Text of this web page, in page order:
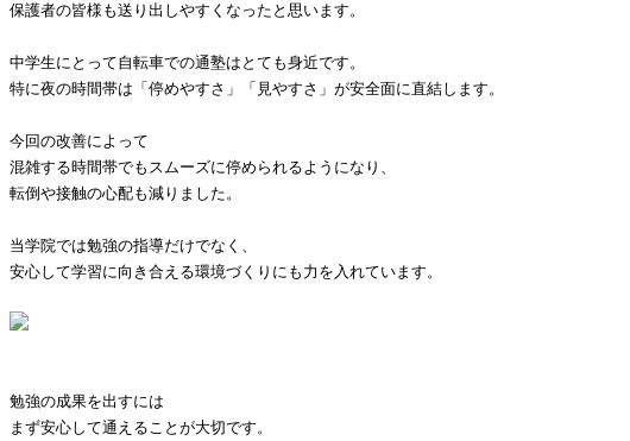
保護者の皆様も送り出しやすくなったと思います。
中学生にとって自転車での通塾はとても身近です。
特に夜の時間帯は「停めやすさ」「見やすさ」が安全面に直結します。
今回の改善によって
混雑する時間帯でもスムーズに停められるようになり、
転倒や接触の心配も減りました。
当学院では勉強の指導だけでなく、
安心して学習に向き合える環境づくりにも力を入れています。
勉強の成果を出すには
まず安心して通えることが大切です。